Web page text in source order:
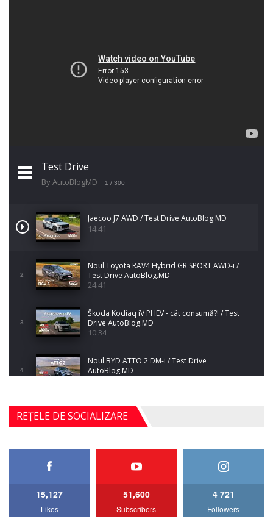
Test Drive
By AutoBlogMD 1 / 300
Jaecoo J7 AWD / Test Drive AutoBlog.MD
14:41
2
Noul Toyota RAV4 Hybrid GR SPORT AWD-i /
Test Drive AutoBlog.MD
24:41
3
Škoda Kodiaq iV PHEV - cât consumă?! / Test
Drive AutoBlog.MD
10:34
4
Noul BYD ATTO 2 DM-i / Test Drive
AutoBlog.MD
17:35
5
Noul Mercedes-Benz S-Class facelift (S 580
4MATIC V223) / Test Drive AutoBlog.MD
27:33
AutoBlog.MD
REȚELE DE SOCIALIZARE
15,127
Likes
51,600
Subscribers
4 721
Followers